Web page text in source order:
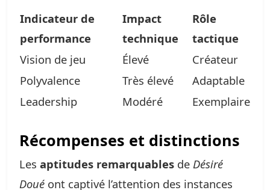
Indicateur de
performance
Impact
technique
Rôle
tactique
Vision de jeu
Élevé
Créateur
Polyvalence
Très élevé
Adaptable
Leadership
Modéré Exemplaire
Récompenses et distinctions
Les aptitudes remarquables de Désiré
Doué ont captivé l’attention des instances